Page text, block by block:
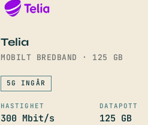
Telia
MOBILT BREDBAND · 125 GB
5G INGÅR
HASTIGHET
300 Mbit/s
DATAPOTT
125 GB